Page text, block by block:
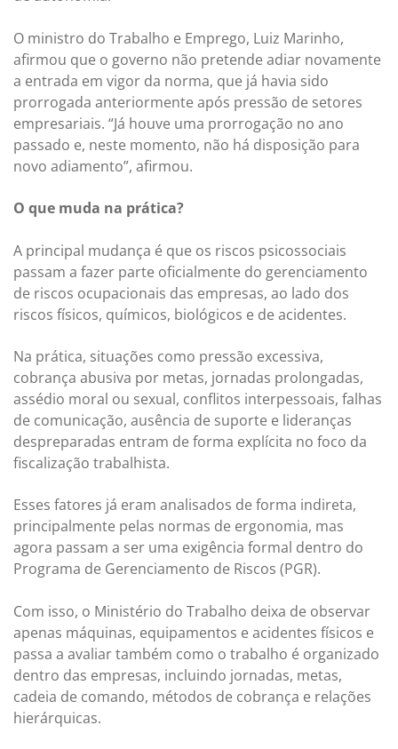
O ministro do Trabalho e Emprego, Luiz Marinho,
afirmou que o governo não pretende adiar novamente
a entrada em vigor da norma, que já havia sido
prorrogada anteriormente após pressão de setores
empresariais. “Já houve uma prorrogação no ano
passado e, neste momento, não há disposição para
novo adiamento”, afirmou.
O que muda na prática?
A principal mudança é que os riscos psicossociais
passam a fazer parte oficialmente do gerenciamento
de riscos ocupacionais das empresas, ao lado dos
riscos físicos, químicos, biológicos e de acidentes.
Na prática, situações como pressão excessiva,
cobrança abusiva por metas, jornadas prolongadas,
assédio moral ou sexual, conflitos interpessoais, falhas
de comunicação, ausência de suporte e lideranças
despreparadas entram de forma explícita no foco da
fiscalização trabalhista.
Esses fatores já eram analisados de forma indireta,
principalmente pelas normas de ergonomia, mas
agora passam a ser uma exigência formal dentro do
Programa de Gerenciamento de Riscos (PGR).
Com isso, o Ministério do Trabalho deixa de observar
apenas máquinas, equipamentos e acidentes físicos e
passa a avaliar também como o trabalho é organizado
dentro das empresas, incluindo jornadas, metas,
cadeia de comando, métodos de cobrança e relações
hierárquicas.